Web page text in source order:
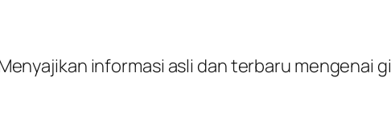
informasi asli dan terbaru mengenai